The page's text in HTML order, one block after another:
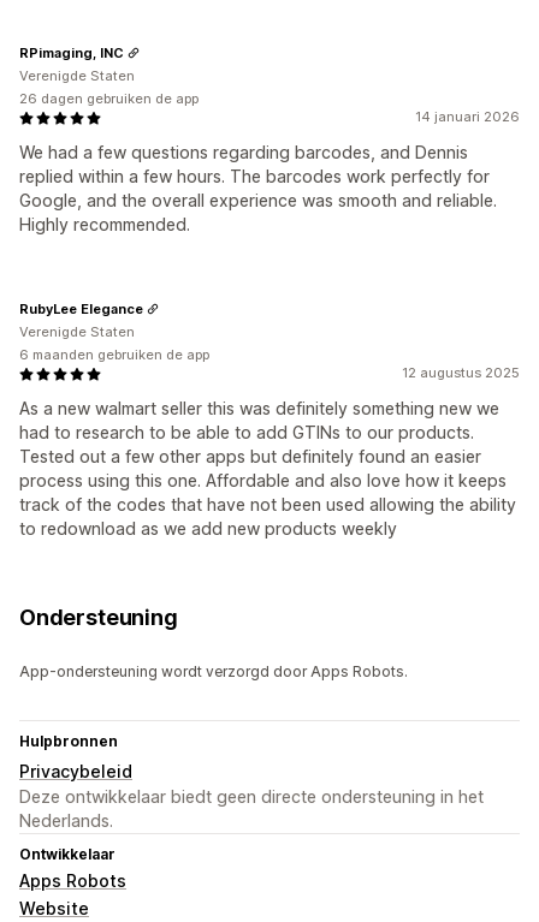
14 januari 2026
We had a few questions regarding barcodes, and Dennis
replied within a few hours. The barcodes work perfectly for
Google, and the overall experience was smooth and reliable.
Highly recommended.
RPimaging, INC
Verenigde Staten
26 dagen gebruiken de app
12 augustus 2025
As a new walmart seller this was definitely something new we
had to research to be able to add GTINs to our products.
Tested out a few other apps but definitely found an easier
process using this one. Affordable and also love how it keeps
track of the codes that have not been used allowing the ability
to redownload as we add new products weekly
RubyLee Elegance
Verenigde Staten
6 maanden gebruiken de app
Ondersteuning
App-ondersteuning wordt verzorgd door Apps Robots.
Hulpbronnen
Privacybeleid
Deze ontwikkelaar biedt geen directe ondersteuning in het
Nederlands.
Ontwikkelaar
Apps Robots
Website